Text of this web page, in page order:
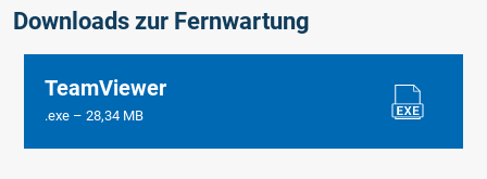
Downloads zur Fernwartung
TeamViewer
.exe – 28,34 MB